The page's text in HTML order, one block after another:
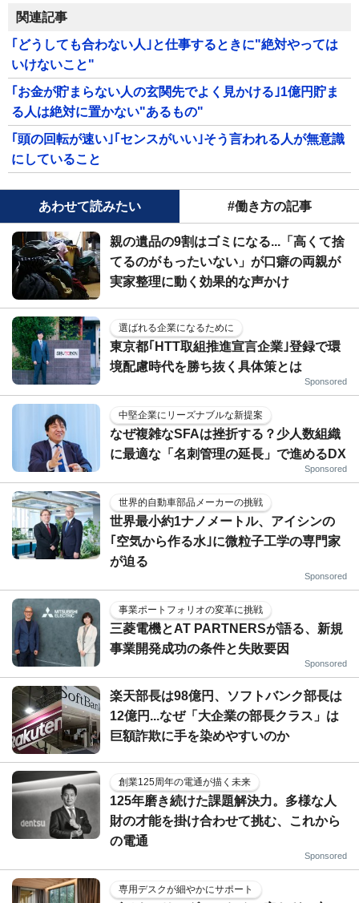
関連記事
｢どうしても合わない人｣と仕事するときに"絶対やっては
いけないこと"
｢お金が貯まらない人の玄関先でよく見かける｣1億円貯ま
る人は絶対に置かない"あるもの"
｢頭の回転が速い｣｢センスがいい｣そう言われる人が無意識
にしていること
あわせて読みたい #働き方の記事
親の遺品の9割はゴミになる...「高くて捨
てるのがもったいない」が口癖の両親が
実家整理に動く効果的な声かけ
選ばれる企業になるために
東京都｢HTT取組推進宣言企業｣登録で環
境配慮時代を勝ち抜く具体策とは
Sponsored
中堅企業にリーズナブルな新提案
なぜ複雑なSFAは挫折する？少人数組織
に最適な「名刺管理の延長」で進めるDX
Sponsored
世界的自動車部品メーカーの挑戦
世界最小約1ナノメートル、アイシンの
｢空気から作る水｣に微粒子工学の専門家
が迫る
Sponsored
事業ポートフォリオの変革に挑戦
三菱電機とAT PARTNERSが語る、新規
事業開発成功の条件と失敗要因
Sponsored
楽天部長は98億円、ソフトバンク部長は
12億円...なぜ「大企業の部長クラス」は
巨額詐欺に手を染めやすいのか
創業125周年の電通が描く未来
125年磨き続けた課題解決力。多様な人
財の才能を掛け合わせて挑む、これから
の電通
Sponsored
専用デスクが細やかにサポート